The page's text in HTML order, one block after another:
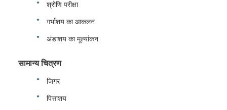
श्रोणि परीक्षा
गर्भाशय का आकलन
अंडाशय का मूल्यांकन
सामान्य चित्रण
जिगर
पित्ताशय